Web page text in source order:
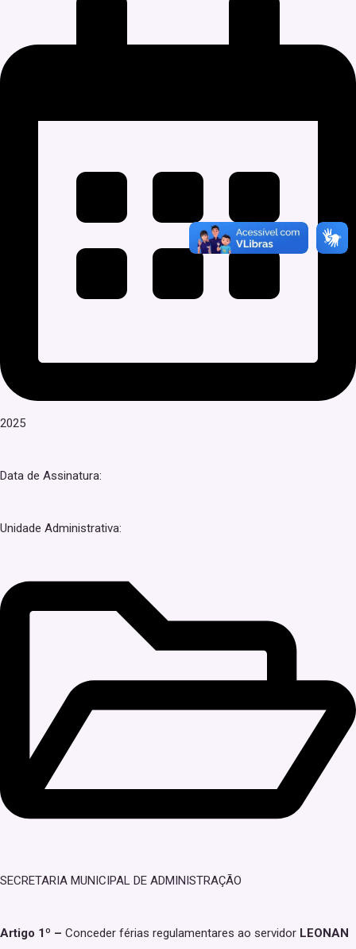
2025
Data de Assinatura:
Unidade Administrativa:
SECRETARIA MUNICIPAL DE ADMINISTRAÇÃO
Artigo 1º – Conceder férias regulamentares ao servidor LEONAN